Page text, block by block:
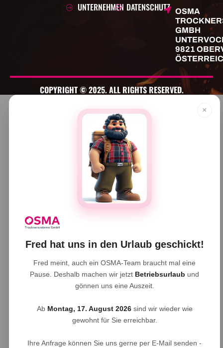
UNTERNEHMEN DATENSCHUTZ
OSMA
GMBH
9821
COPYRIGHT © 2025. ALL RIGHTS RESERVED.
×
Fred hat uns in den Urlaub geschickt!
Fred meint, auch ein OSMA-Team braucht mal eine
Pause. Deshalb machen wir jetzt Betriebsurlaub und
gönnen uns eine Auszeit.
Ab Montag, 17. August 2026sind wir wieder wie
gewohnt für Sie erreichbar.
Ihre Anfrage können Sie uns gerne per E-Mail senden -